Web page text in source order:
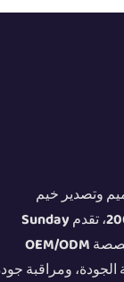
وتصدير خيم
الأسطح منذ عام 2009، تقدم Sunday
Campers حلولًا مخصصة OEM/ODM
الجودة، ومراقبة